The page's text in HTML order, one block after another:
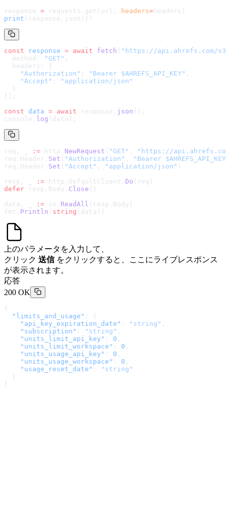
response = requests.get(url, headers= headers )
print (response.json())
const response = await fetch ( " https://api.ahrefs.com/
  method:
"GET" ,
  headers: {
    "Authorization"
: "Bearer $AHREFS_API_KEY" ,
    "Accept"
:
"application/json"
  }
});
const data = await response. json ();
console. log (data);
req, _ := http. NewRequest ( "GET" , " https://
req.Header. Set ( "Authorization" ,
"Bearer
req.Header. Set ( "Accept" , "application/json" )
resp, _
:= http.DefaultClient. Do (req)
defer resp.Body. Close ()
data, _
:= io. ReadAll (resp.Body)
fmt. Println ( string (data))
上のパラメータを入力して、
クリック 送信 をクリックすると、ここにライブレスポンス
が表示されます。
応答
200 OK
{
  "limits_and_usage"
: {
    "api_key_expiration_date"
: "string" ,
    "subscription"
: "string" ,
    "units_limit_api_key"
: 0 ,
    "units_limit_workspace"
: 0 ,
    "units_usage_api_key"
: 0 ,
    "units_usage_workspace"
: 0 ,
    "usage_reset_date"
:
"string"
  }
}